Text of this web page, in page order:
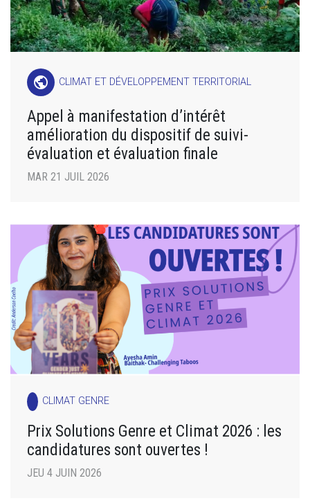
public CLIMAT ET DÉVELOPPEMENT TERRITORIAL
Appel à manifestation d’intérêt
amélioration du dispositif de suivi-
évaluation et évaluation finale
MAR 21 JUIL 2026
CLIMAT GENRE
Prix Solutions Genre et Climat 2026 : les
candidatures sont ouvertes !
JEU 4 JUIN 2026